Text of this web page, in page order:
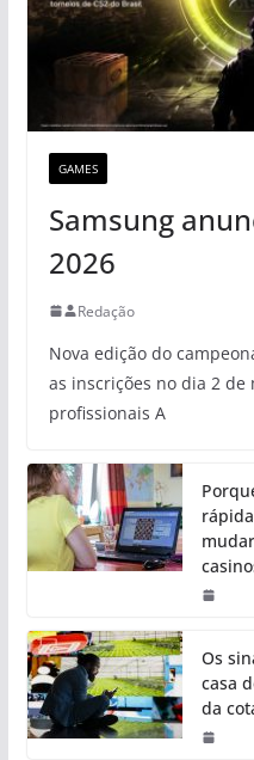
GAMES
Samsung
2026
Redação
Nova edição do
as inscrições no dia 2 de
profissionais A
Os
casa
da